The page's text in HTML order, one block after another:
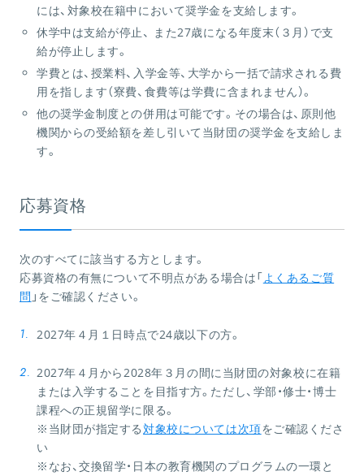
には、対象校在籍中において奨学金を支給します。
休学中は支給が停止、 また27歳になる年度末（３月）で支
給が停止します。
学費とは、授業料、入学金等、大学から一括で請求される費
用を指します（寮費、食費等は学費に含まれません）。
他の奨学金制度との併用は可能です。その場合は、原則他
機関からの受給額を差し引いて当財団の奨学金を支給しま
す。
応募資格
次のすべてに該当する方とします。
応募資格の有無について不明点がある場合は「よくあるご質
問 」をご確認ください。
2027年４月１日時点で24歳以下の方。
2027年４月から2028年３月の間に当財団の対象校に在籍
または入学することを目指す方。ただし、学部・修士・博士
課程への正規留学に限る。
※ 当財団が指定する対象校については次項をご確認くださ
い
※なお、交換留学・日本の教育機関のプログラムの一環と